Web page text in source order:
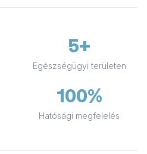
5+
Egészségügyi területen
100%
Hatósági megfelelés